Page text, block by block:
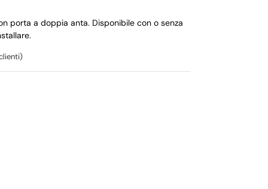
porta a doppia anta. Disponibile con o senza